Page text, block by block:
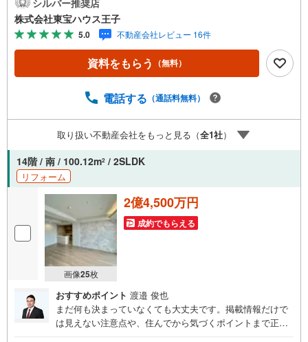
学希望のお客様:右上の「室内・現地を見学する」をクリッ
クして下さい。資料請求希望のお客様:右上の「資料をもら
う」をクリックして下さい。【東宝ハウス王子のポイン
ト】（1）不動産のご提案から資金計画・ライフシミュレー
ションのご相談・無理のないライフプラン、提携による低
生活」を「未来カレンダー」で見える化します。（2）ご購
ポート」・漠然としたキャッシュフローのグラフ化、効果
的な生命保険の見直し、繰り上げ返済の効果的なタイミン
グなどご提案させて頂きます。■ご案内方法ご自宅へお迎
え・最寄駅等でお待ち合わせ、弊社へのご来社など、ご相
談くださいませ。■お車の無料提携駐車場がございます。
株式会社東宝ハウス王子
5.0 不動産会社レビュー 16件
資料をもらう （無料）
電話する （通話料無料）
取り扱い不動産会社をもっと見る（全1社）
14階 / 南 / 100.12m2 / 2SLDK
リフォーム
画像25枚
2億4,500万円
成約でもらえる
おすすめポイント 渡邉 俊也
まだ何も決まっていなくても大丈夫です。掲載情報だけで
は見えない注意点や、住んでから気づくポイントまで正直